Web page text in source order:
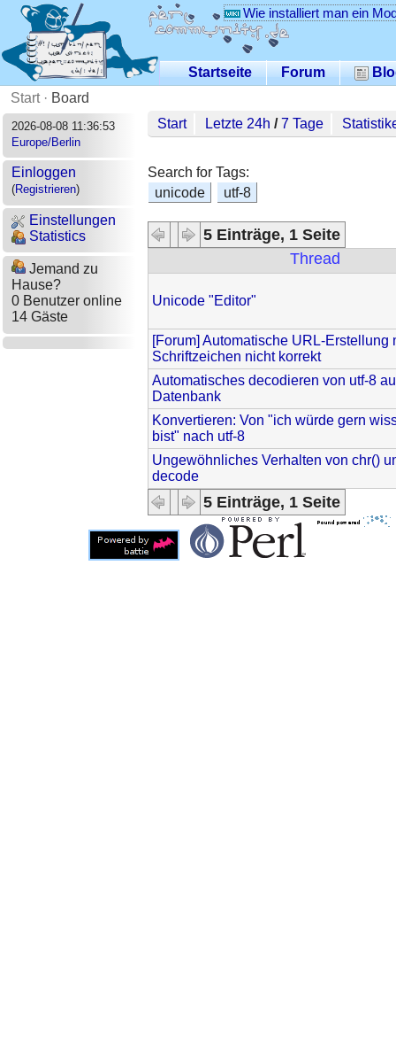
Wie installiert man ein
Startseite Forum
Start· Board
2026-08-08 11:36:53
Europe/Berlin
Einloggen
(Registrieren)
Einstellungen
Statistics
Jemand zu
Hause?
0 Benutzer online
14 Gäste
Start Letzte 24h /7 Tage
Search for Tags:
unicode
utf-8
5 Einträge, 1 Seite
Thread
Unicode "Editor"
[Forum] Automatische URL-Erstellung
Schriftzeichen nicht korrekt
Automatisches decodieren von utf-8
Datenbank
Konvertieren: Von "ich würde gern
bist" nach utf-8
Ungewöhnliches Verhalten von chr()
decode
5 Einträge, 1 Seite